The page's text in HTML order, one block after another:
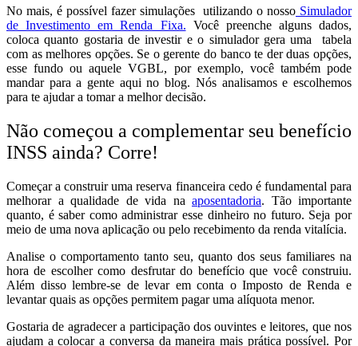
No mais, é possível fazer simulações utilizando o nosso Simulador
de Investimento em Renda Fixa. Você preenche alguns dados,
coloca quanto gostaria de investir e o simulador gera uma tabela
com as melhores opções. Se o gerente do banco te der duas opções,
esse fundo ou aquele VGBL, por exemplo, você também pode
mandar para a gente aqui no blog. Nós analisamos e escolhemos
para te ajudar a tomar a melhor decisão.
Não começou a complementar seu benefício
INSS ainda? Corre!
Começar a construir uma reserva financeira cedo é fundamental para
melhorar a qualidade de vida na aposentadoria. Tão importante
quanto, é saber como administrar esse dinheiro no futuro. Seja por
meio de uma nova aplicação ou pelo recebimento da renda vitalícia.
Analise o comportamento tanto seu, quanto dos seus familiares na
hora de escolher como desfrutar do benefício que você construiu.
Além disso lembre-se de levar em conta o Imposto de Renda e
levantar quais as opções permitem pagar uma alíquota menor.
Gostaria de agradecer a participação dos ouvintes e leitores, que nos
ajudam a colocar a conversa da maneira mais prática possível. Por